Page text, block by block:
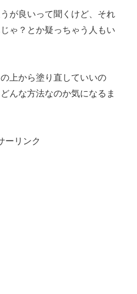
が良いって聞くけど、それ
ゃ？とか疑っちゃう人もい
上から塗り直していいの
んな方法なのか気になるま
ーリンク